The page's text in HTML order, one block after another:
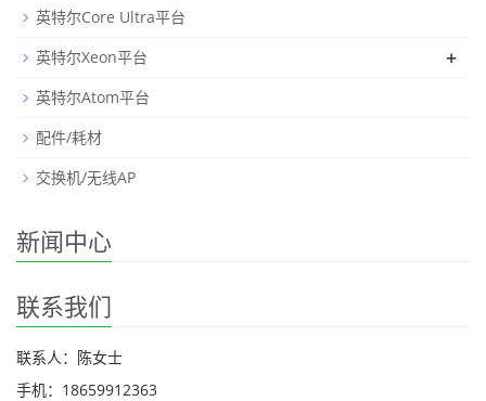
英特尔Core Ultra平台
英特尔Xeon平台
+
英特尔Atom平台
配件/耗材
交换机/无线AP
新闻中心
联系我们
联系人：陈女士
手机：18659912363